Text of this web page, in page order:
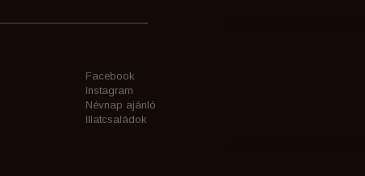
Facebook
Instagram
Névnap ajánló
Illatcsaládok